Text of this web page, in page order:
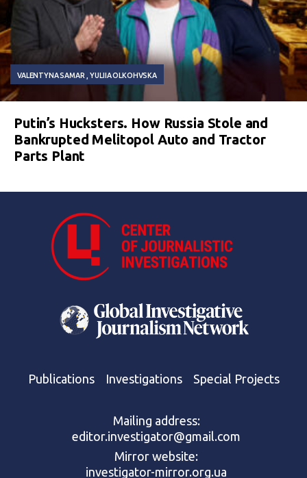
VALENTYNA SAMAR YULIIA OLKOHVSKA
Putin’s Hucksters. How Russia Stole and
Bankrupted Melitopol Auto and Tractor
Parts Plant
Publications Investigations Special Projects
Mailing address:
editor.investigator@gmail.com
Mirror website:
investigator-mirror.org.ua